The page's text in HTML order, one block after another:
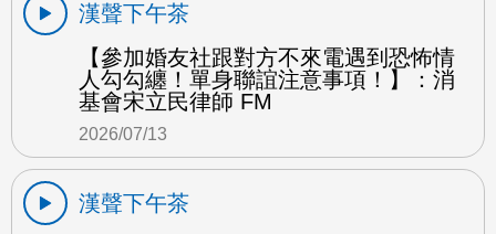
漢聲下午茶
【參加婚友社跟對方不來電遇到恐怖情
人勾勾纏！單身聯誼注意事項！】：消
基會宋立民律師 FM
2026/07/13
漢聲下午茶